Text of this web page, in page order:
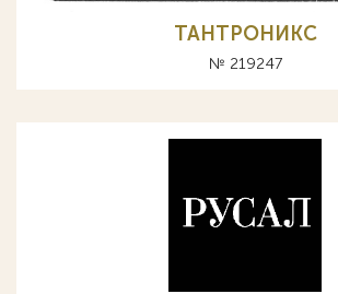
ТАНТРОНИКС
№ 219247